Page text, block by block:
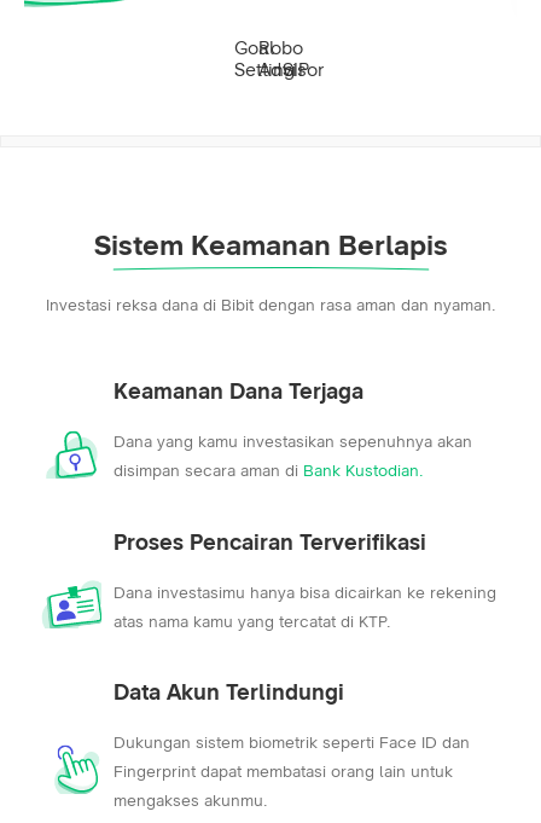
Goal
Setting
Robo
Advisor
SIP
Sistem Keamanan Berlapis
Investasi reksa dana di Bibit dengan rasa aman dan nyaman.
Keamanan Dana Terjaga
Dana yang kamu investasikan sepenuhnya akan
disimpan secara aman di Bank Kustodian.
Proses Pencairan Terverifikasi
Dana investasimu hanya bisa dicairkan ke rekening
atas nama kamu yang tercatat di KTP.
Data Akun Terlindungi
Dukungan sistem biometrik seperti Face ID dan
Fingerprint dapat membatasi orang lain untuk
mengakses akunmu.